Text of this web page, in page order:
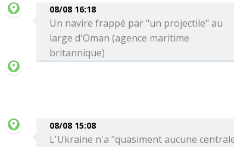
08/08 16:18
Un navire frappé par "un projectile" au
large d'Oman (agence maritime
britannique)
08/08 15:08
L'Ukraine n'a "quasiment aucune